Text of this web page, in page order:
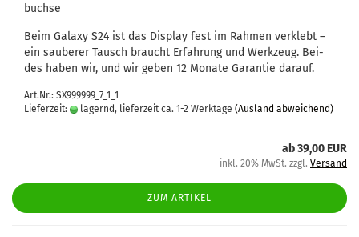
buch­se
Beim Ga­la­xy S24 ist das Dis­play fest im Rah­men ver­klebt –
ein sau­be­rer Tausch braucht Er­fah­rung und Werk­zeug. Bei­
des haben wir, und wir geben 12 Mo­na­te Ga­ran­tie dar­auf.
Art.Nr.: SX999999_7_1_1
Lieferzeit:
lagernd, lieferzeit ca. 1-2 Werktage (Ausland abweichend)
ab 39,00 EUR
inkl. 20% MwSt. zzgl. Versand
ZUM ARTIKEL